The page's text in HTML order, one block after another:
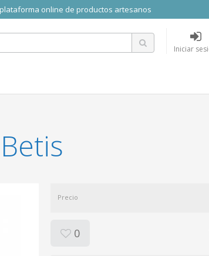
online de productos artesanos
Iniciar
Precio
0